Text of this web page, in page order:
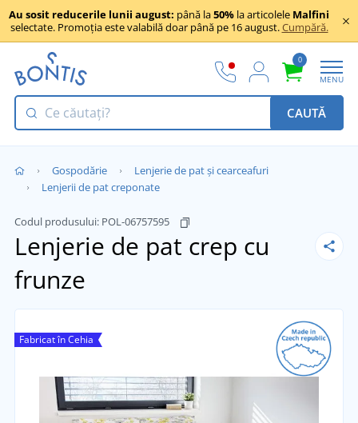
Au sosit reducerile lunii august: până la50% la articolele Malfini
selectate. Promoția este valabilă doar până pe 16 august.Cumpără.
0
MENU
CAUTĂ
Gospodărie
Lenjerie de pat și cearceafuri
Lenjerii de pat creponate
Codul produsului: POL-06757595
Lenjerie de pat crep cu
frunze
Fabricat în Cehia